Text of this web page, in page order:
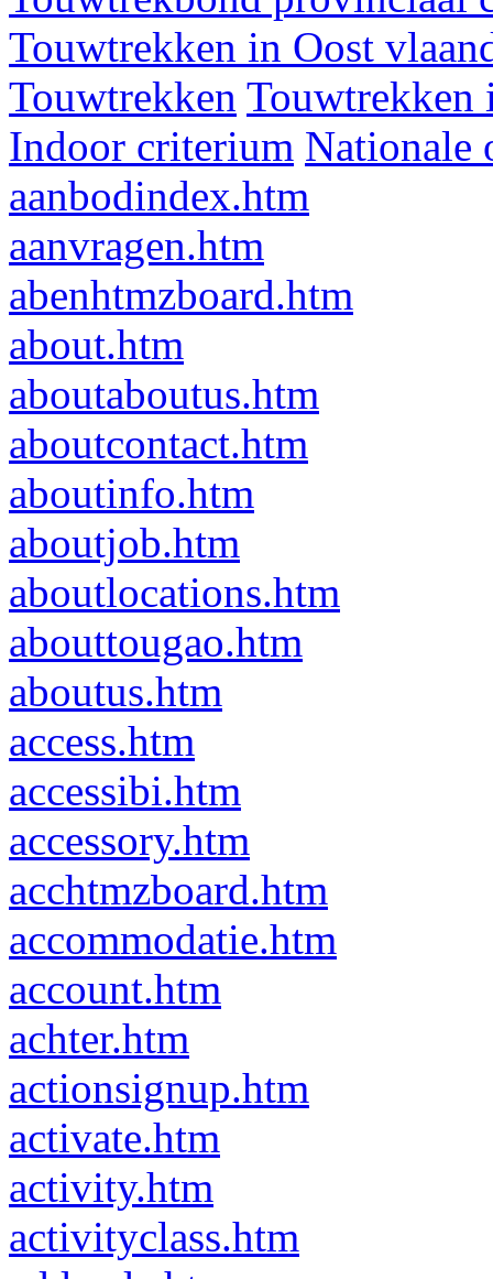
Touwtrekken in Oost
Touwtrekken Touwtrekken
Indoor criterium Nationale
aanbodindex.htm
aanvragen.htm
abenhtmzboard.htm
about.htm
aboutaboutus.htm
aboutcontact.htm
aboutinfo.htm
aboutjob.htm
aboutlocations.htm
abouttougao.htm
aboutus.htm
access.htm
accessibi.htm
accessory.htm
acchtmzboard.htm
accommodatie.htm
account.htm
achter.htm
actionsignup.htm
activate.htm
activity.htm
activityclass.htm